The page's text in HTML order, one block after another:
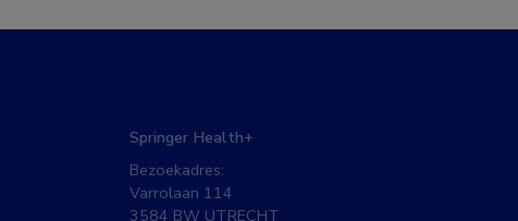
Springer Health+
Bezoekadres:
Varrolaan 114
3584 BW UTRECHT